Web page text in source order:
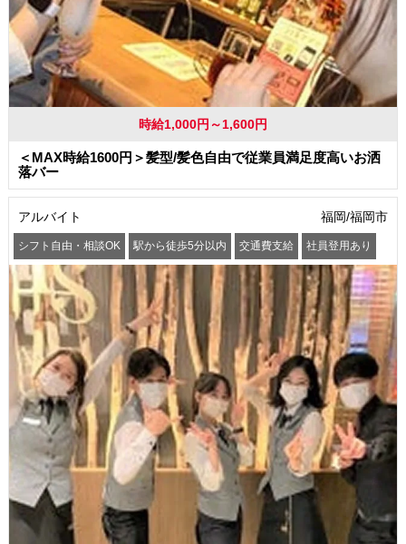
時給1,000円～1,600円
＜MAX時給1600円＞髪型/髪色自由で従業員満足度高いお洒
落バー
アルバイト 福岡/福岡市
シフト自由・相談OK 駅から徒歩5分以内 交通費支給 社員登用あり